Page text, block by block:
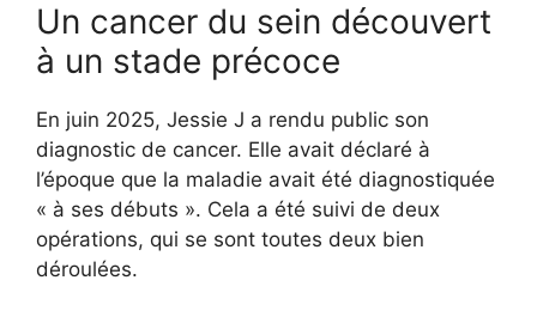
Un cancer du sein découvert
à un stade précoce
En juin 2025, Jessie J a rendu public son
diagnostic de cancer. Elle avait déclaré à
l’époque que la maladie avait été diagnostiquée
« à ses débuts ». Cela a été suivi de deux
opérations, qui se sont toutes deux bien
déroulées.